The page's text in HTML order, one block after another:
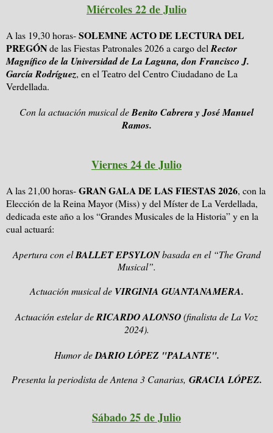
Miércoles 22 de Julio
A las 19,30 horas-SOLEMNE ACTO DE LECTURA DEL
PREGÓNde las Fiestas Patronales 2026 a cargo del Rector
Magnífico de la Universidad de La Laguna, don Francisco J.
García Rodríguez, en el Teatro del Centro Ciudadano de La
Verdellada.
Con la actuación musical deBenito Cabrera y José Manuel
Ramos.
Viernes 24 de Julio
A las 21,00 horas-GRAN GALA DE LAS FIESTAS 2026, con la
Elección de la Reina Mayor (Miss) y del Míster de La Verdellada,
dedicada este año a los “Grandes Musicales de la Historia” y en la
cual actuará:
Apertura con elBALLET EPSYLONbasada en el “The Grand
Musical”.
Actuación musical de VIRGINIA GUANTANAMERA.
Actuación estelar deRICARDO ALONSO(finalista de La Voz
2024).
Humor deDARIO LÓPEZ "PALANTE".
Presenta la periodista de Antena 3 Canarias, GRACIA LÓPEZ.
Sábado 25 de Julio